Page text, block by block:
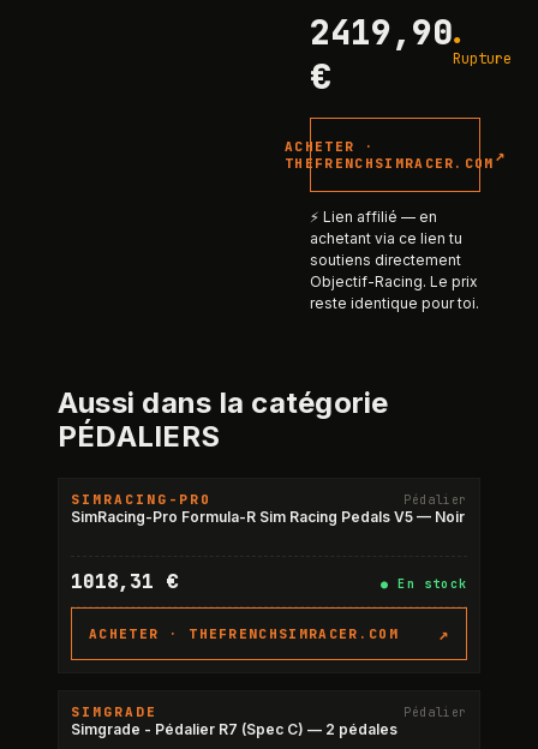
2419,90
€
●
Rupture
ACHETER ·
THEFRENCHSIMRACER.COM ↗
⚡ Lien affilié — en
achetant via ce lien tu
soutiens directement
Objectif-Racing. Le prix
reste identique pour toi.
Aussi dans la catégorie
PÉDALIERS
SIMRACING-PRO Pédalier
SimRacing-Pro Formula-R Sim Racing Pedals V5 — Noir
1018,31 € ●En stock
ACHETER · THEFRENCHSIMRACER.COM ↗
RUPTURE
SIMGRADE Pédalier
Simgrade - Pédalier R7 (Spec C) — 2 pédales